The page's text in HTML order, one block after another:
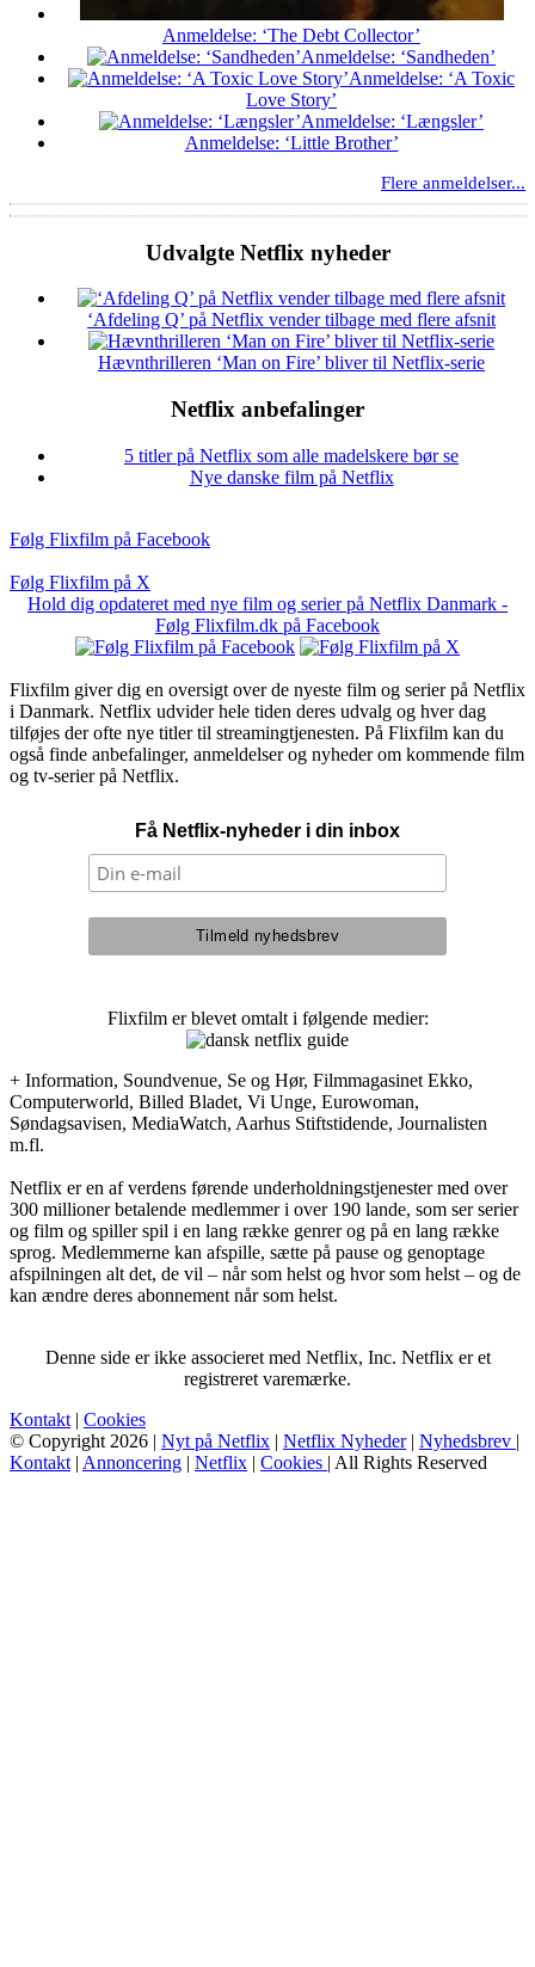
Anmeldelse: ‘The Debt Collector’
Anmeldelse: ‘Sandheden’
Anmeldelse: ‘A Toxic
Love Story’
Anmeldelse: ‘Længsler’
Anmeldelse: ‘Little Brother’
Flere anmeldelser...
Udvalgte Netflix nyheder
‘Afdeling Q’ på Netflix vender tilbage med flere afsnit
Hævnthrilleren ‘Man on Fire’ bliver til Netflix-serie
Netflix anbefalinger
5 titler på Netflix som alle madelskere bør se
Nye danske film på Netflix
Følg Flixfilm på Facebook
Følg Flixfilm på X
Hold dig opdateret med nye film og serier på Netflix Danmark -
Følg Flixfilm.dk på Facebook
Flixfilm giver dig en oversigt over de nyeste film og serier på Netflix
i Danmark. Netflix udvider hele tiden deres udvalg og hver dag
tilføjes der ofte nye titler til streamingtjenesten. På Flixfilm kan du
også finde anbefalinger, anmeldelser og nyheder om kommende film
og tv-serier på Netflix.
Få Netflix-nyheder i din inbox
Flixfilm er blevet omtalt i følgende medier:
+ Information, Soundvenue, Se og Hør, Filmmagasinet Ekko,
Computerworld, Billed Bladet, Vi Unge, Eurowoman,
Søndagsavisen, MediaWatch, Aarhus Stiftstidende, Journalisten
m.fl.
Netflix er en af verdens førende underholdningstjenester med over
300 millioner betalende medlemmer i over 190 lande, som ser serier
og film og spiller spil i en lang række genrer og på en lang række
sprog. Medlemmerne kan afspille, sætte på pause og genoptage
afspilningen alt det, de vil – når som helst og hvor som helst – og de
kan ændre deres abonnement når som helst.
Denne side er ikke associeret med Netflix, Inc. Netflix er et
registreret varemærke.
Kontakt | Cookies
© Copyright 2026 | Nyt på Netflix | Netflix Nyheder| Nyhedsbrev |
Kontakt | Annoncering | Netflix | Cookies | All Rights Reserved